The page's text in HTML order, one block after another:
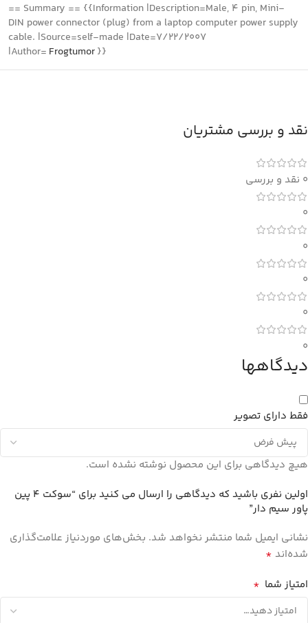
== Summary == {{Information |Description=Male, 4 pin, Mini-
DIN power connector (plug) from a laptop computer power supply
cable. |Source=self-made |Date=7/22/2007
|Author= Frogtumor}}
نقد و بررسی مشتریان
0 نقد و بررسی
0
0
0
0
0
دیدگاهها
فقط دارای تصویر
هیچ دیدگاهی برای این محصول نوشته نشده است.
اولین نفری باشید که دیدگاهی را ارسال می کنید برای “سوکت 4 پین
پاور سیم دار”
نشانی ایمیل شما منتشر نخواهد شد. بخش‌های موردنیاز علامت‌گذاری
شده‌اند *
امتیاز شما *